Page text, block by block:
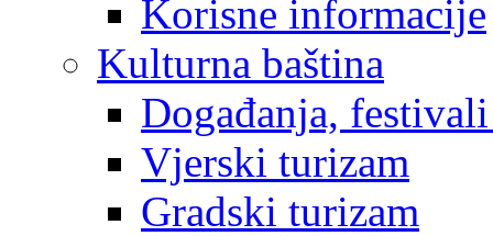
Korisne informacije
Kulturna baština
Događanja,
Vjerski turizam
Gradski turizam